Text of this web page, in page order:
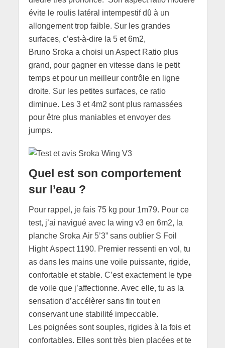
évite le roulis latéral intempestif dû à un
allongement trop faible. Sur les grandes
surfaces, c’est-à-dire la 5 et 6m2,
Bruno Sroka a choisi un Aspect Ratio plus
grand, pour gagner en vitesse dans le petit
temps et pour un meilleur contrôle en ligne
droite. Sur les petites surfaces, ce ratio
diminue. Les 3 et 4m2 sont plus ramassées
pour être plus maniables et envoyer des
jumps.
Quel est son comportement
sur l’eau ?
Pour rappel, je fais 75 kg pour 1m79. Pour ce
test, j’ai navigué avec la wing v3 en 6m2, la
planche Sroka Air 5’3” sans oublier S Foil
Hight Aspect 1190. Premier ressenti en vol, tu
as dans les mains une voile puissante, rigide,
confortable et stable. C’est exactement le type
de voile que j’affectionne. Avec elle, tu as la
sensation d’accélèrer sans fin tout en
conservant une stabilité impeccable.
Les poignées sont souples, rigides à la fois et
confortables. Elles sont très bien placées et te